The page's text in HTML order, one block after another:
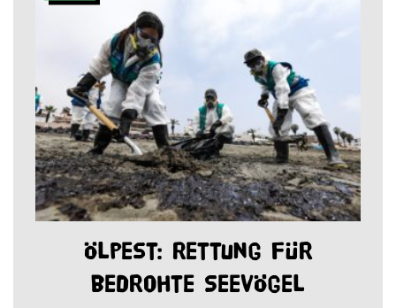
Ölpest: Rettung für
bedrohte Seevögel